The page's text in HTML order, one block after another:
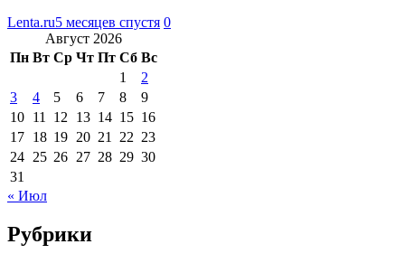
Lenta.ru5 месяцев спустя 0
Август 2026
Пн Вт Ср Чт Пт Сб Вс
1
2
3
4 5 6 7 8
9
10 11 12 13 14 15 16
17 18 19 20 21 22 23
24 25 26 27 28 29 30
31
« Июл
Рубрики